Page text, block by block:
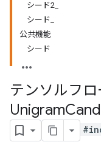
シード2_
シード_
公共機能
シード
テンソルフロ
Unigram